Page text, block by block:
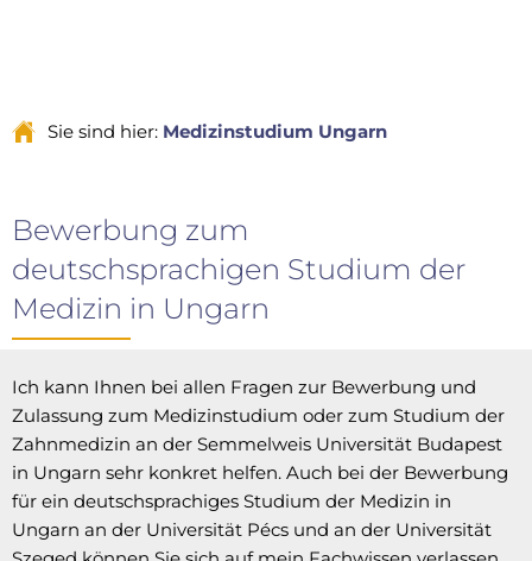
Sie sind hier: Medizinstudium Ungarn
Bewerbung zum
deutschsprachigen Studium der
Medizin in Ungarn
Ich kann Ihnen bei allen Fragen zur Bewerbung und
Zulassung zum Medizinstudium oder zum Studium der
Zahnmedizin an der Semmelweis Universität Budapest
in Ungarn sehr konkret helfen. Auch bei der Bewerbung
für ein deutschsprachiges Studium der Medizin in
Ungarn an der Universität Pécs und an der Universität